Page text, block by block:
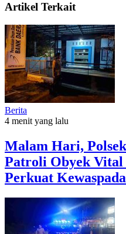
Artikel Terkait
Berita
4 menit yang lalu
Malam Hari,
Patroli Obyek Vital
Perkuat